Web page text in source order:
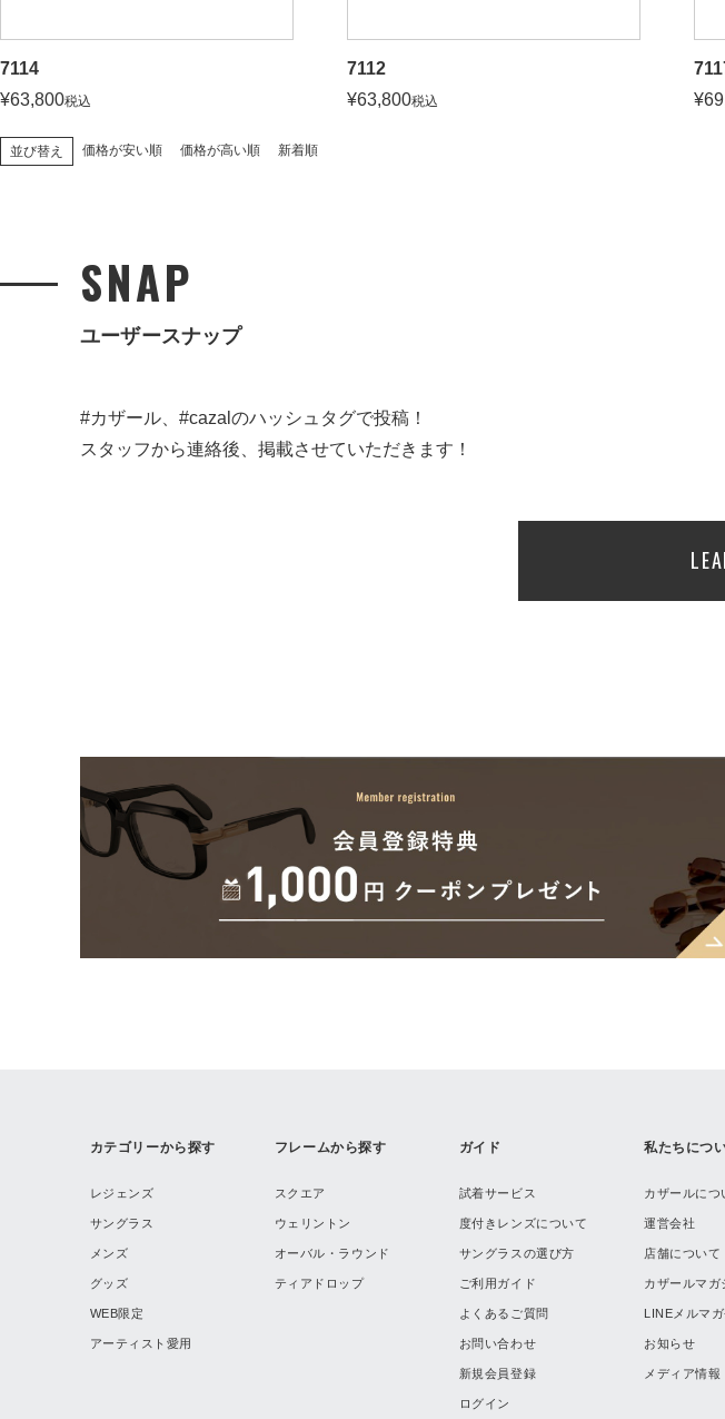
7114
¥63,800税込
7112
¥63,800税込
¥
並び替え 価格が安い順 価格が高い順 新着順
SNAP
ユーザースナップ
#カザール、#cazalのハッシュタグで投稿！
スタッフから連絡後、掲載させていただきます！
カテゴリーから探す
レジェンズ
サングラス
メンズ
グッズ
WEB限定
アーティスト愛用
フレームから探す
スクエア
ウェリントン
オーバル・ラウンド
ティアドロップ
ガイド
試着サービス
度付きレンズについて
サングラスの選び方
ご利用ガイド
よくあるご質問
お問い合わせ
新規会員登録
ログイン
私たちにつ
カザールにつ
運営会社
店舗について
カザールマガ
LINEメルマ
お知らせ
メディア情報